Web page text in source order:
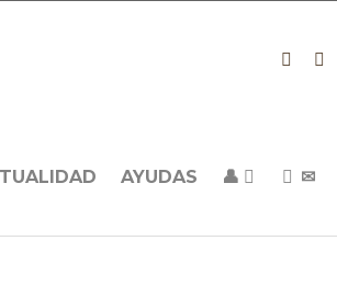
AYUDAS 👤 ✉